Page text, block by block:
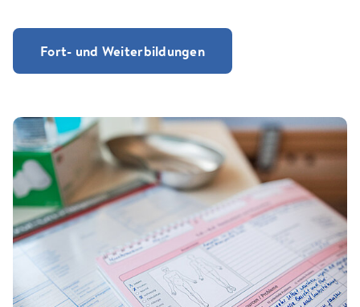
Fort- und Weiterbildungen